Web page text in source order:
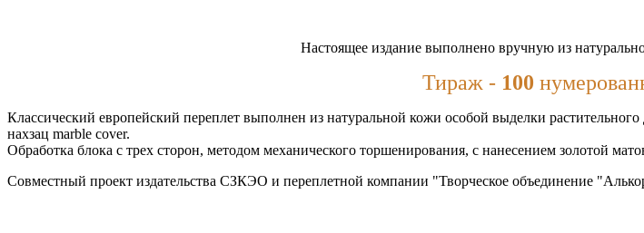
Настоящее издание выполнено вручную из
Тираж - 100
Классический европейский переплет выполнен из натуральной кожи особой выделки
нахзац marble cover.
Обработка блока с трех сторон, методом механического торшенирования, с нанесением золотой
Совместный проект издательства СЗКЭО и переплетной компании "Творческое объединение